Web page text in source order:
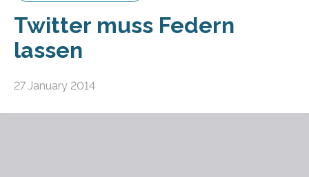
Twitter muss Federn
lassen
27 January 2014